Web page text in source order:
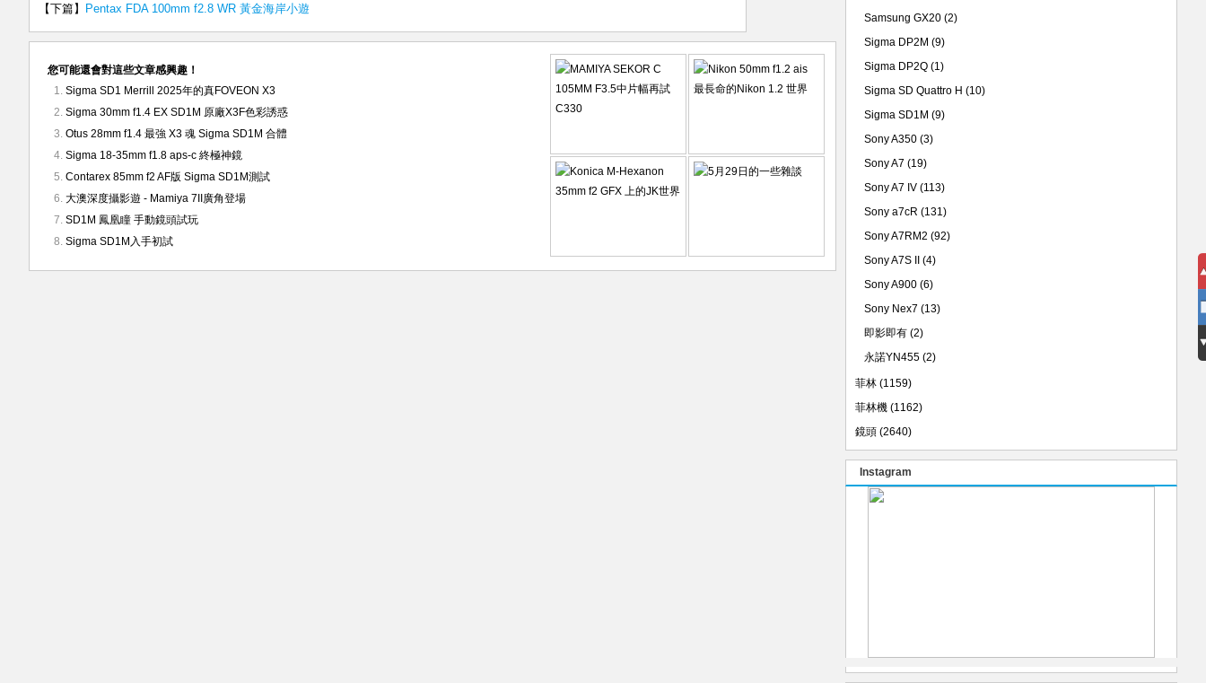
【下篇】
Pentax FDA 100mm f2.8 WR 黃金海岸小遊
您可能還會對這些文章感興趣！
Sigma SD1 Merrill 2025年的真FOVEON X3
Sigma 30mm f1.4 EX SD1M 原廠X3F色彩誘惑
Otus 28mm f1.4 最強 X3 魂 Sigma SD1M 合體
Sigma 18-35mm f1.8 aps-c 終極神鏡
Contarex 85mm f2 AF版 Sigma SD1M測試
大澳深度攝影遊 - Mamiya 7II廣角登場
SD1M 鳳凰瞳 手動鏡頭試玩
Sigma SD1M入手初試
Samsung GX20 (2)
Sigma DP2M (9)
Sigma DP2Q (1)
Sigma SD Quattro H (10)
Sigma SD1M (9)
Sony A350 (3)
Sony A7 (19)
Sony A7 IV (113)
Sony a7cR (131)
Sony A7RM2 (92)
Sony A7S II
(4)
Sony A900 (6)
Sony Nex7 (13)
即影即有 (2)
永諾YN455 (2)
菲林 (1159)
菲林機 (1162)
鏡頭 (2640)
Instagram